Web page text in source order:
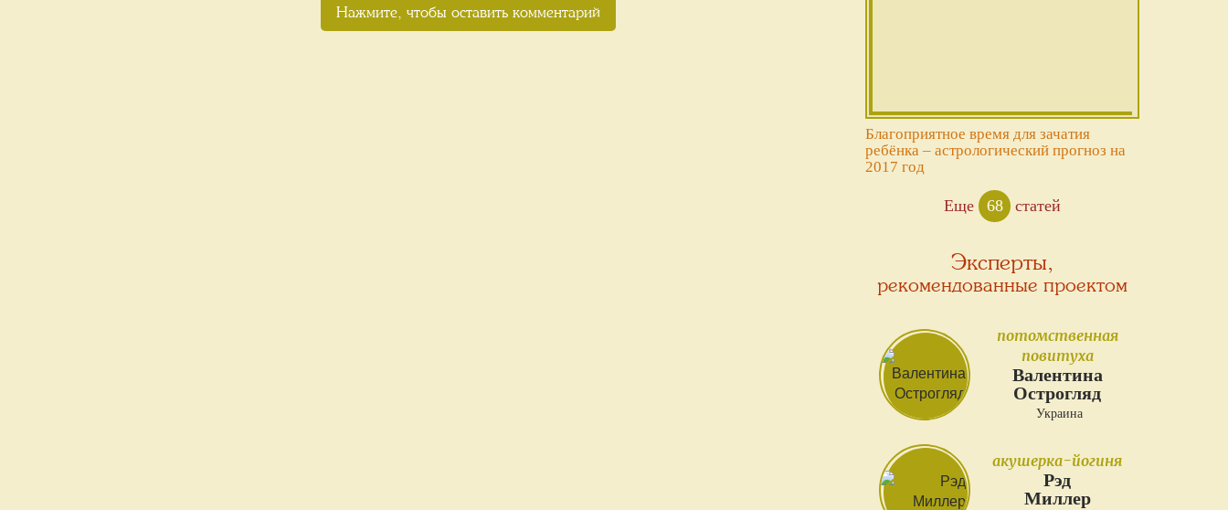
Нажмите, чтобы оставить комментарий
Благоприятное время для зачатия
ребёнка – астрологический прогноз на
2017 год
Еще 68 статей
Эксперты,
рекомендованные проектом
потомственная
повитуха
Валентина
Острогляд
Украина
акушерка-йогиня
Рэд
Миллер